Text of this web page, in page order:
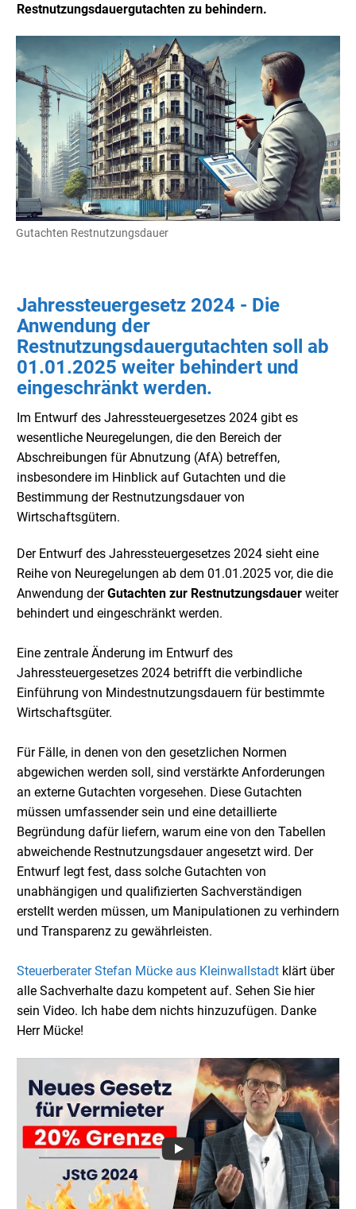
Restnutzungsdauergutachten zu behindern.
Gutachten Restnutzungsdauer
Jahressteuergesetz 2024 - Die
Anwendung der
Restnutzungsdauergutachten soll ab
01.01.2025 weiter behindert und
eingeschränkt werden.
Im Entwurf des Jahressteuergesetzes 2024 gibt es
wesentliche Neuregelungen, die den Bereich der
Abschreibungen für Abnutzung (AfA) betreffen,
insbesondere im Hinblick auf Gutachten und die
Bestimmung der Restnutzungsdauer von
Wirtschaftsgütern.
Der Entwurf des Jahressteuergesetzes 2024 sieht eine
Reihe von Neuregelungen ab dem 01.01.2025 vor, die die
Anwendung derGutachten zur Restnutzungsdauer weiter
behindert und eingeschränkt werden.
Eine zentrale Änderung im Entwurf des
Jahressteuergesetzes 2024 betrifft die verbindliche
Einführung von Mindestnutzungsdauern für bestimmte
Wirtschaftsgüter.
Für Fälle, in denen von den gesetzlichen Normen
abgewichen werden soll, sind verstärkte Anforderungen
an externe Gutachten vorgesehen. Diese Gutachten
müssen umfassender sein und eine detaillierte
Begründung dafür liefern, warum eine von den Tabellen
abweichende Restnutzungsdauer angesetzt wird. Der
Entwurf legt fest, dass solche Gutachten von
unabhängigen und qualifizierten Sachverständigen
erstellt werden müssen, um Manipulationen zu verhindern
und Transparenz zu gewährleisten.
Steuerberater Stefan Mücke aus Kleinwallstadt klärt über
alle Sachverhalte dazu kompetent auf. Sehen Sie hier
sein Video. Ich habe dem nichts hinzuzufügen. Danke
Herr Mücke!